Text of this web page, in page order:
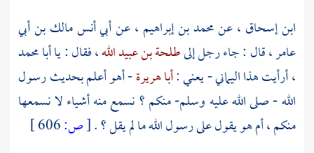
ابن إسحاق ، عنمحمد بن إبراهيم ، عنأبي أنس مالك بن أبي
عامر، قال : جاء رجل إلىطلحة بن عبيد الله، فقال : ياأبا محمد
، أرأيت هذا اليماني - يعني :أبا هريرة- أهو أعلم بحديث رسول
الله - صلى الله عليه وسلم- منكم ؟ نسمع منه أشياء لا نسمعها
منكم ، أم هو يقول على رسول الله ما لم يقل ؟ .[ص: